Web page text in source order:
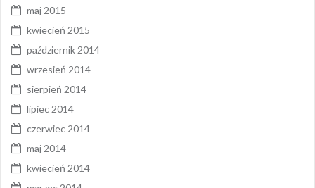
maj 2015
kwiecień 2015
październik 2014
wrzesień 2014
sierpień 2014
lipiec 2014
czerwiec 2014
maj 2014
kwiecień 2014